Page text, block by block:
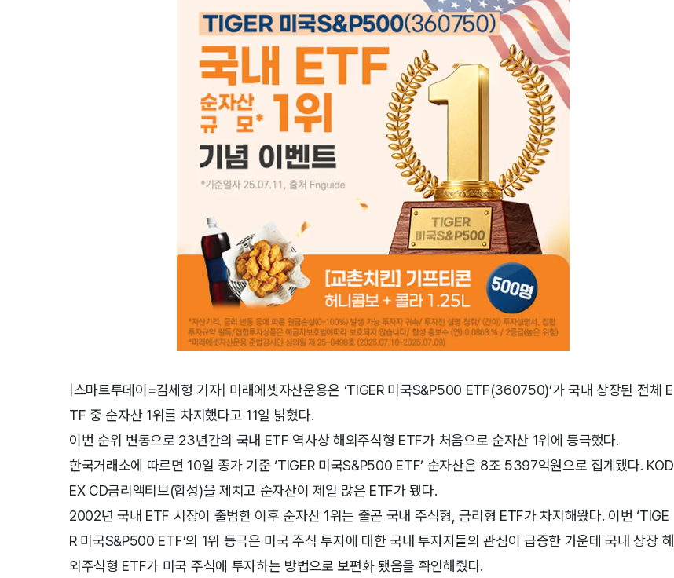
|스마트투데이=김세형 기자| 미래에셋자산운용은 ‘TIGER 미국S&P500 ETF(360750)’가 국내 상장된 전체 E
TF 중 순자산 1위를 차지했다고 11일 밝혔다.
이번 순위 변동으로 23년간의 국내 ETF 역사상 해외주식형 ETF가 처음으로 순자산 1위에 등극했다.
한국거래소에 따르면 10일 종가 기준 ‘TIGER 미국S&P500 ETF’ 순자산은 8조 5397억원으로 집계됐다. KOD
EX CD금리액티브(합성)을 제치고 순자산이 제일 많은 ETF가 됐다.
2002년 국내 ETF 시장이 출범한 이후 순자산 1위는 줄곧 국내 주식형, 금리형 ETF가 차지해왔다. 이번 ‘TIGE
R 미국S&P500 ETF’의 1위 등극은 미국 주식 투자에 대한 국내 투자자들의 관심이 급증한 가운데 국내 상장 해
외주식형 ETF가 미국 주식에 투자하는 방법으로 보편화 됐음을 확인해줬다.